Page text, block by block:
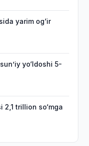
yarim og‘ir
yo‘ldoshi 5-
2,1 trillion so‘mga